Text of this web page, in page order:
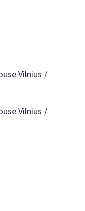
Vilnius /
Vilnius /